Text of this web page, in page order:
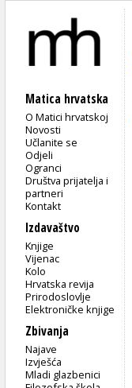
Matica hrvatska
O Matici hrvatskoj
Novosti
Učlanite se
Odjeli
Ogranci
Društva prijatelja i
partneri
Kontakt
Izdavaštvo
Knjige
Vijenac
Kolo
Hrvatska revija
Prirodoslovlje
Elektroničke knjige
Zbivanja
Najave
Izvješća
Mladi glazbenici